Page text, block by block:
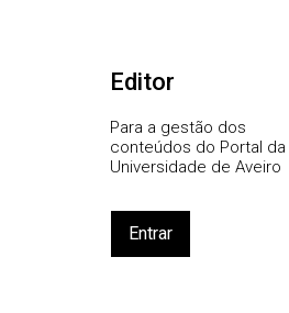
Editor
Para a gestão dos
conteúdos do Portal da
Universidade de Aveiro
Entrar